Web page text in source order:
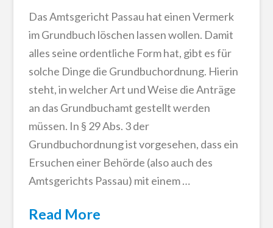
Das Amtsgericht Passau hat einen Vermerk
im Grundbuch löschen lassen wollen. Damit
alles seine ordentliche Form hat, gibt es für
solche Dinge die Grundbuchordnung. Hierin
steht, in welcher Art und Weise die Anträge
an das Grundbuchamt gestellt werden
müssen. In § 29 Abs. 3 der
Grundbuchordnung ist vorgesehen, dass ein
Ersuchen einer Behörde (also auch des
Amtsgerichts Passau) mit einem …
Read More